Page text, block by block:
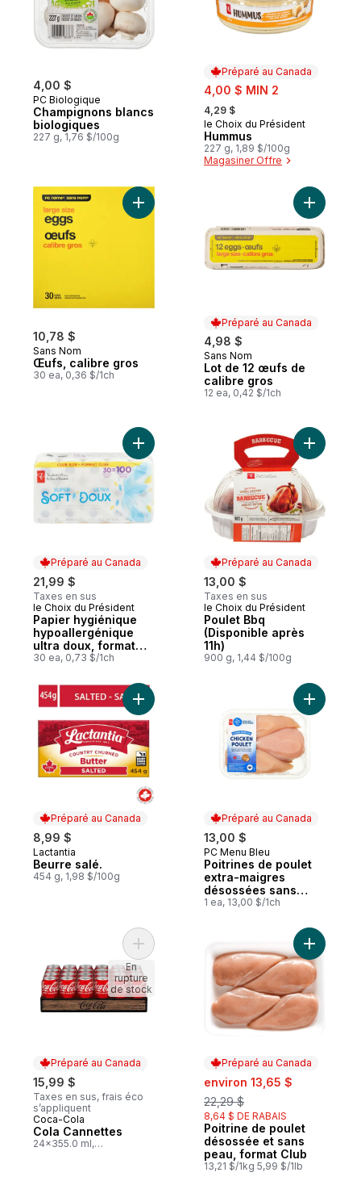
4,00 $
PC Biologique
Champignons blancs
biologiques
227 g, 1,76 $/100g
Préparé au Canada
sale:
4,00 $ MIN 2
, formerly:
4,29 $
Préparé au Canada
le Choix du Président
Hummus
227 g, 1,89 $/100g
Magasiner Offre
10,78 $
Sans Nom
Œufs, calibre gros
30 ea, 0,36 $/1ch
Ajouter Œufs, calibre gros au panier
Préparé au Canada
4,98 $
Préparé au Canada
Sans Nom
Lot de 12 œufs de
calibre gros
12 ea, 0,42 $/1ch
Ajouter
Préparé au Canada
21,99 $
Taxes en sus
Préparé au Canada
le Choix du Président
Papier hygiénique
hypoallergénique
ultra doux, format
club
30 ea, 0,73 $/1ch
Ajouter Papier hygiénique
Préparé au Canada
13,00 $
Taxes en sus
Préparé au Canada
le Choix du Président
Poulet Bbq
(Disponible après
11h)
900 g, 1,44 $/100g
Ajouter
Préparé au Canada
8,99 $
Préparé au Canada
Lactantia
Beurre salé.
454 g, 1,98 $/100g
Ajouter Beurre salé. au panier
Préparé au Canada
13,00 $
Préparé au Canada
PC Menu Bleu
Poitrines de poulet
extra-maigres
désossées sans
peau
1 ea, 13,00 $/1ch
Ajouter
Préparé au Canada
15,99 $
Taxes en sus, frais éco
s’appliquent
Préparé au Canada
Coca-Cola
Cola Cannettes
24x355.0 ml,
Ajouter Cola Cannettes au panier
En
rupture
de stock
Préparé au Canada
sale:
environ 13,65 $
22,29 $
8,64 $ DE RABAIS
Préparé au Canada
Poitrine de poulet
désossée et sans
peau, format Club
13,21 $/1kg 5,99 $/1lb
Ajouter